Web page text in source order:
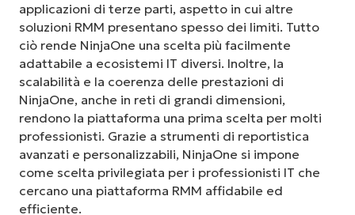
applicazioni di terze parti, aspetto in cui altre
soluzioni RMM presentano spesso dei limiti. Tutto
ciò rende NinjaOne una scelta più facilmente
adattabile a ecosistemi IT diversi. Inoltre, la
scalabilità e la coerenza delle prestazioni di
NinjaOne, anche in reti di grandi dimensioni,
rendono la piattaforma una prima scelta per molti
professionisti. Grazie a strumenti di reportistica
avanzati e personalizzabili, NinjaOne si impone
come scelta privilegiata per i professionisti IT che
cercano una piattaforma RMM affidabile ed
efficiente.